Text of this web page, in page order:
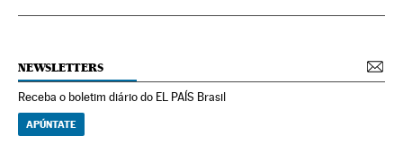
NEWSLETTERS
Receba o boletim diário do EL PAÍS Brasil
APÚNTATE